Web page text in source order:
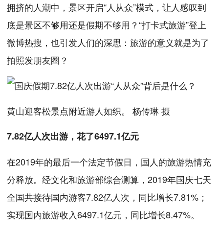
拥挤的人潮中，景区开启“人从众”模式，让人感叹到
底是景区不够用还是假期不够用？“打卡式旅游”登上
微博热搜，也引发人们的深思：旅游的意义就是为了
拍照发朋友圈？
黄山迎客松景点附近游人如织。 杨传琳 摄
7.82亿人次出游，花了6497.1亿元
在2019年的最后一个法定节假日，国人的旅游热情充
分释放。经文化和旅游部综合测算，2019年国庆七天
全国共接待国内游客7.82亿人次，同比增长7.81%；
实现国内旅游收入6497.1亿元，同比增长8.47%。